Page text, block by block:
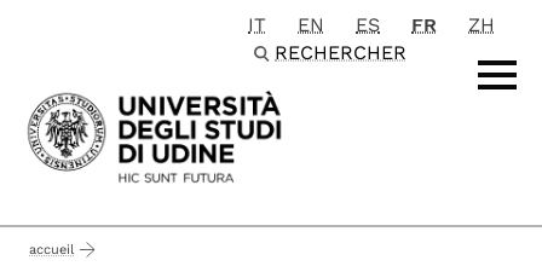
Passa al contenuto principale
IT EN ES FR
ZH
RECHERCHER
accueil